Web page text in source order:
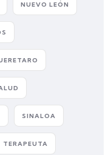
NUEVO LEÓN
SINALOA
TERAPEUTA